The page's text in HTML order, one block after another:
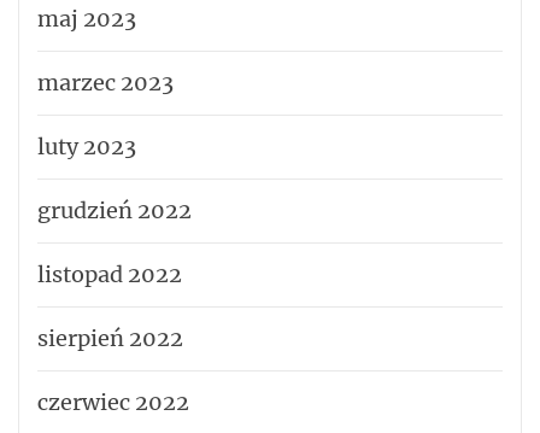
maj 2023
marzec 2023
luty 2023
grudzień 2022
listopad 2022
sierpień 2022
czerwiec 2022